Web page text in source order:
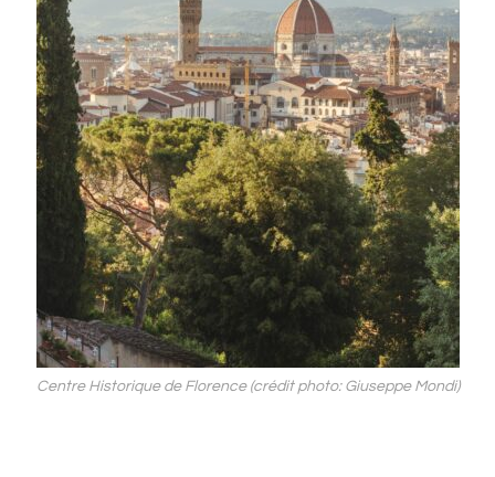
Centre Historique de Florence (crédit photo: Giuseppe Mondi)